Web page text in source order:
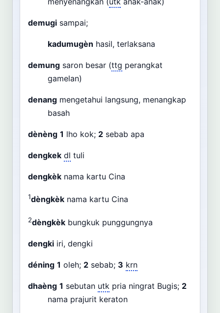
demugi sampai;
kadumugèn hasil, terlaksana
demung saron besar (ttg perangkat
gamelan)
denang mengetahui langsung, menangkap
basah
dènèng 1 lho kok; 2 sebab apa
dengkek dl tuli
dengkèk nama kartu Cina
1dèngkèk nama kartu Cina
2dèngkèk bungkuk punggungnya
dengki iri, dengki
déning 1 oleh; 2 sebab; 3 krn
dhaèng 1 sebutan utk pria ningrat Bugis; 2
nama prajurit keraton